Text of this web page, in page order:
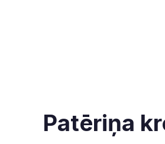
Patēriņa